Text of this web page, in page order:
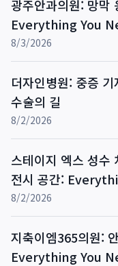
광주안과의원: 망막
Everything You
8/3/2026
더자인병원: 중증
수술의 길
8/2/2026
스테이지 엑스 성수
전시 공간:
8/2/2026
지축이엠365의원:
Everything You